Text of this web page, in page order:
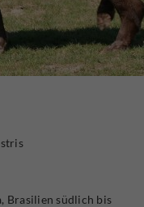
Brasilien südlich bis